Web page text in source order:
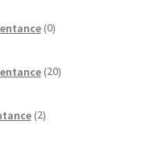
0izdelkov
20izdelkov
2izdelka